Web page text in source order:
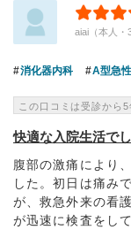
aiai（本人・
消化器内科 A型急
この口コミは受診から
快適な入院生活でし
腹部の激痛により
した。初日は痛み
が、救急外来の看
が迅速に検査をし